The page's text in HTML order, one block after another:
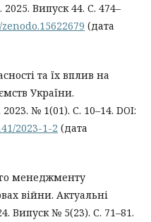
Випуск 44. С. 474–
(дата
та їх вплив на
України.
№ 1(01). С. 10–14. DOI:
2023-1-2 (дата
менеджменту
війни. Актуальні
Випуск № 5(23). С. 71–81.